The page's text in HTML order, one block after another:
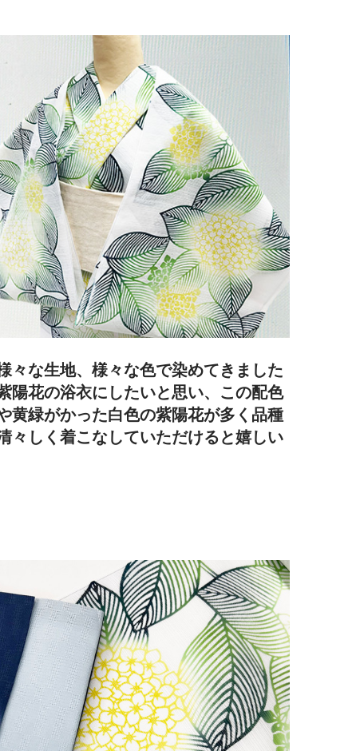
々な生地、様々な色で染めてきました
陽花の浴衣にしたいと思い、この配色
黄緑がかった白色の紫陽花が多く品種
々しく着こなしていただけると嬉しい